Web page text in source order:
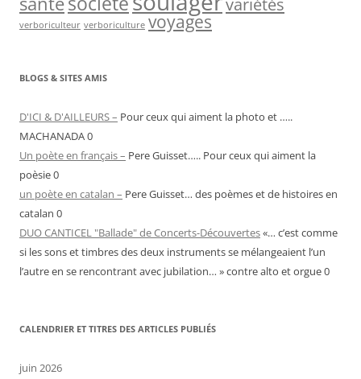
verboriculteur verboriculture voyages
BLOGS & SITES AMIS
D'ICI & D'AILLEURS – Pour ceux qui aiment la photo et …..
MACHANADA 0
Un poète en français – Pere Guisset….. Pour ceux qui aiment la
poèsie 0
un poète en catalan – Pere Guisset… des poèmes et de histoires en
catalan 0
DUO CANTICEL "Ballade" de Concerts-Découvertes«… c’est comme
si les sons et timbres des deux instruments se mélangeaient l’un
l’autre en se rencontrant avec jubilation… » contre alto et orgue 0
CALENDRIER ET TITRES DES ARTICLES PUBLIÉS
juin 2026